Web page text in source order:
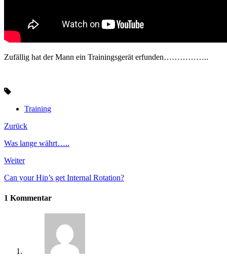
Zufällig hat der Mann ein Trainingsgerät erfunden……………..
Training
Zurück
Was lange währt…..
Weiter
Can your Hip’s get Internal Rotation?
1 Kommentar